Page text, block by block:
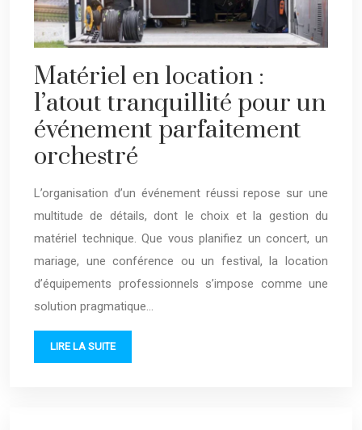
Matériel en location :
l’atout tranquillité pour un
événement parfaitement
orchestré
L’organisation d’un événement réussi repose sur une
multitude de détails, dont le choix et la gestion du
matériel technique. Que vous planifiez un concert, un
mariage, une conférence ou un festival, la location
d’équipements professionnels s’impose comme une
solution pragmatique…
LIRE LA SUITE